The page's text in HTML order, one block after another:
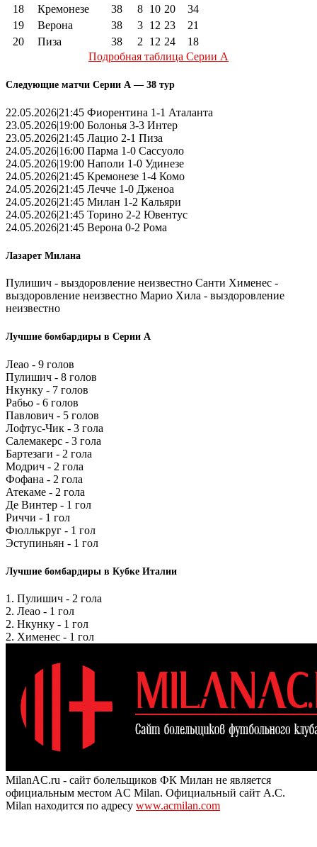
18
Кремонезе 38 8 10 20
34
19
Верона 38 3 12 23
21
20
Пиза 38 2 12 24
18
Подробная таблица Серии А
Следующие матчи Серии А — 38 тур
22.05.2026|21:45 Фиорентина 1-1 Аталанта
23.05.2026|19:00 Болонья 3-3 Интер
23.05.2026|21:45 Лацио 2-1 Пиза
24.05.2026|16:00 Парма 1-0 Сассуоло
24.05.2026|19:00 Наполи 1-0 Удинезе
24.05.2026|21:45 Кремонезе 1-4 Комо
24.05.2026|21:45 Лечче 1-0 Дженоа
24.05.2026|21:45 Милан 1-2 Кальяри
24.05.2026|21:45 Торино 2-2 Ювентус
24.05.2026|21:45 Верона 0-2 Рома
Лазарет Милана
Пулишич - выздоровление неизвестно Санти Хименес -
выздоровление неизвестно Марио Хила - выздоровление
неизвестно
Лучшие бомбардиры в Серии А
Леао - 9 голов
Пулишич - 8 голов
Нкунку - 7 голов
Рабьо - 6 голов
Павлович - 5 голов
Лофтус-Чик - 3 гола
Салемакерс - 3 гола
Бартезаги - 2 гола
Модрич - 2 гола
Фофана - 2 гола
Атекаме - 2 гола
Де Винтер - 1 гол
Риччи - 1 гол
Фюллькруг - 1 гол
Эступиньян - 1 гол
Лучшие бомбардиры в Кубке Италии
1. Пулишич - 2 гола
2. Леао - 1 гол
2. Нкунку - 1 гол
2. Хименес - 1 гол
MilanAC.ru - сайт болельщиков ФК Милан не является
официальным местом AC Milan. Официальный сайт A.C.
Milan находится по адресу www.acmilan.com